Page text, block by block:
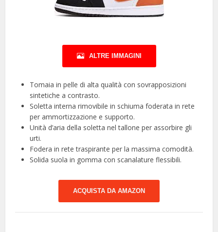
ALTRE IMMAGINI
Tomaia in pelle di alta qualità con sovrapposizioni
sintetiche a contrasto.
Soletta interna rimovibile in schiuma foderata in rete
per ammortizzazione e supporto.
Unità d’aria della soletta nel tallone per assorbire gli
urti.
Fodera in rete traspirante per la massima comodità.
Solida suola in gomma con scanalature flessibili.
ACQUISTA DA AMAZON